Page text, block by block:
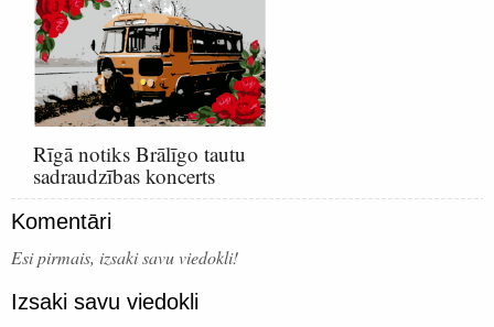
Rīgā notiks Brālīgo tautu
sadraudzības koncerts
Komentāri
Esi pirmais, izsaki savu viedokli!
Izsaki savu viedokli